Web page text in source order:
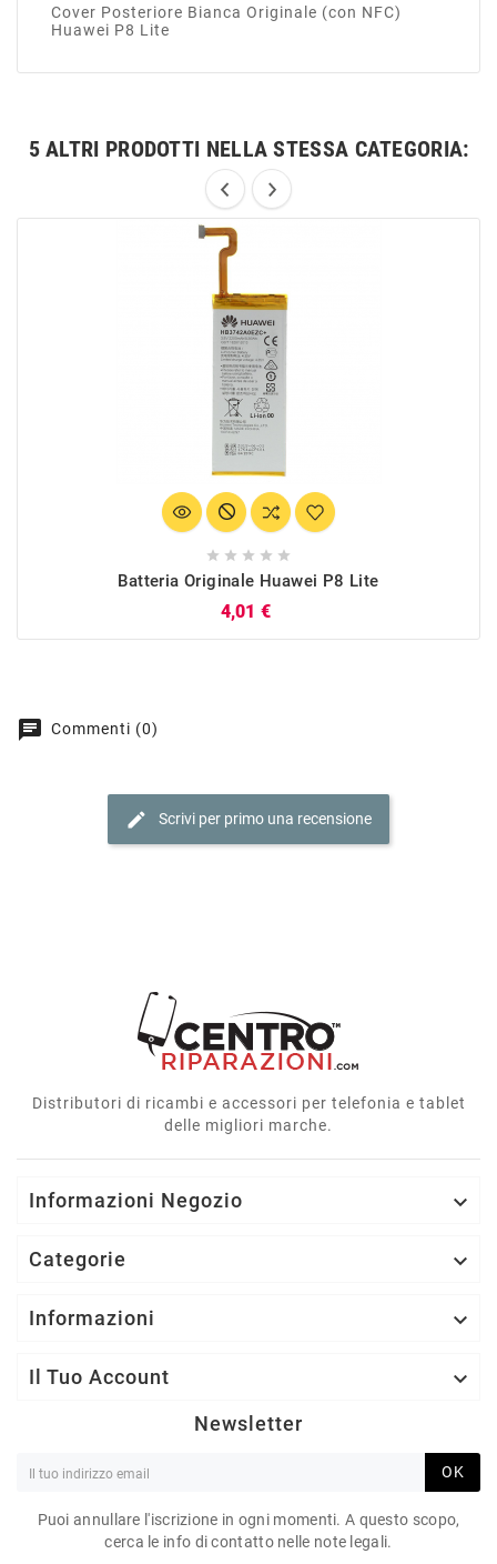
Cover Posteriore Bianca Originale (con NFC)
Huawei P8 Lite
5 ALTRI PRODOTTI NELLA STESSA CATEGORIA:
    
Batteria Originale Huawei P8 Lite
4,01 €
chat Commenti (0)
edit Scrivi per primo una recensione
Distributori di ricambi e accessori per telefonia e tablet
delle migliori marche.
Informazioni Negozio 
Categorie 
Informazioni 
Il Tuo Account 
Newsletter
OK
Puoi annullare l'iscrizione in ogni momenti. A questo scopo,
cerca le info di contatto nelle note legali.